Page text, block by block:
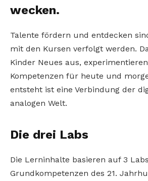
wecken.
Talente fördern und entdecken
mit den Kursen verfolgt werden.
Kinder Neues aus,
Kompetenzen für heute und
entsteht ist eine Verbindung der
analogen Welt.
Die drei Labs
Die Lerninhalte basieren auf 3
Grundkompetenzen des 21.